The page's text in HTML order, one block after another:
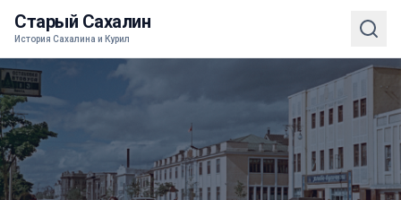
Старый Сахалин
История Сахалина и Курил